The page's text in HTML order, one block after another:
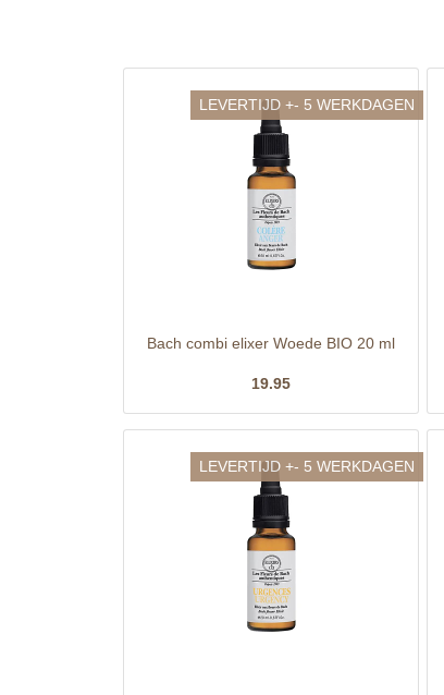
LEVERTIJD +- 5 WERKDAGEN
Bach combi elixer Woede BIO 20 ml
19.95
LEVERTIJD +- 5 WERKDAGEN